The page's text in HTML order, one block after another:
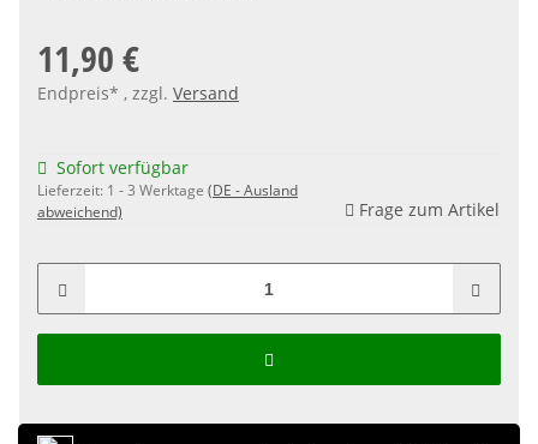
11,90 €
Endpreis* , zzgl. Versand
Sofort verfügbar
Lieferzeit: 1 - 3 Werktage (DE - Ausland
abweichend)
Frage zum Artikel